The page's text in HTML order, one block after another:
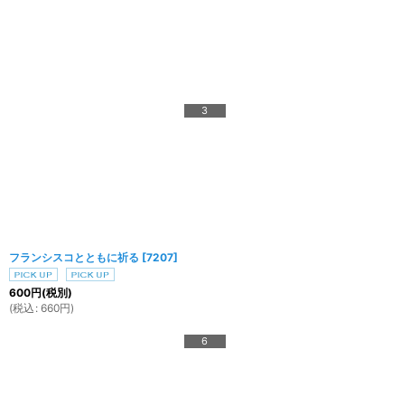
3
フランシスコとともに祈る [7207]
600円(税別)
(税込 : 660円)
6